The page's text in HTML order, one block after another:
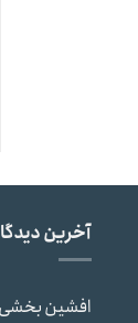
آخرین
افشین بخشی